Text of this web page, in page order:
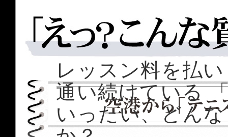
日本では、ほと
歴史が長く、世
レッスン料を払い
通い続けている
いったい、どん